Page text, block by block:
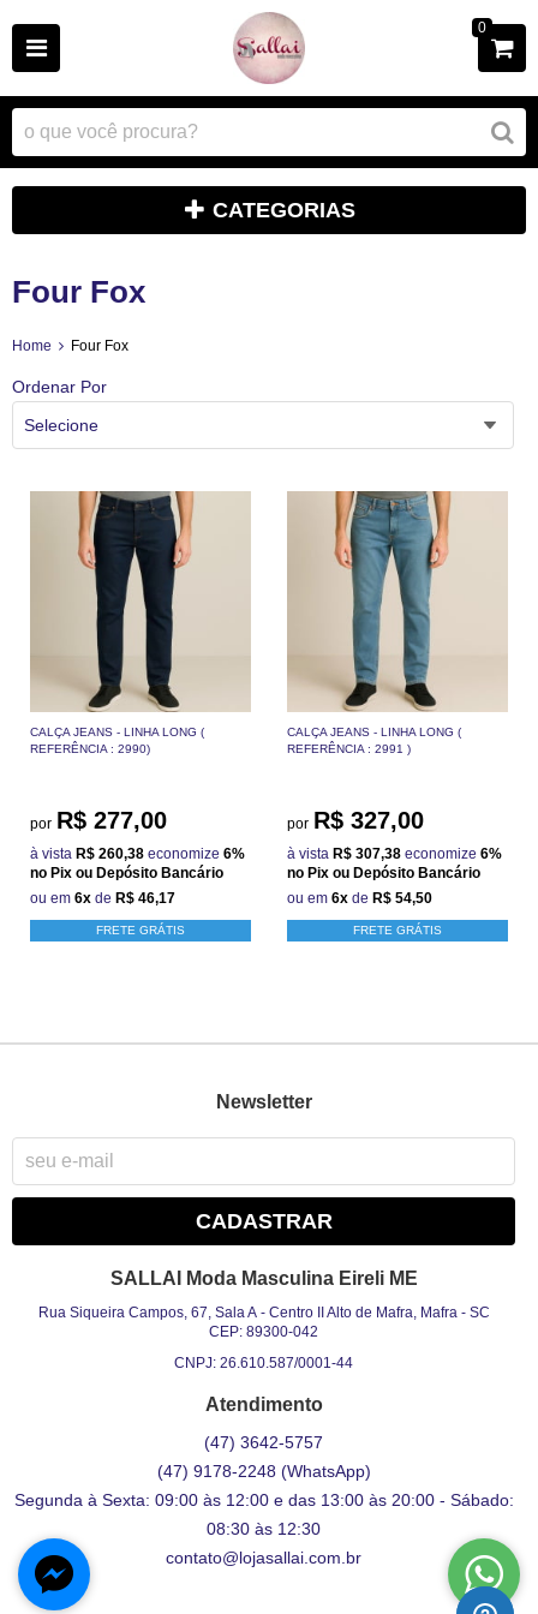
0
CATEGORIAS
Four Fox
Home Four Fox
Ordenar Por
Selecione
CALÇA JEANS - LINHA LONG (
REFERÊNCIA : 2990)
por R$ 277,00
à vista R$ 260,38 economize 6%
no Pix ou Depósito Bancário
ou em 6x de R$ 46,17
FRETE GRÁTIS
CALÇA JEANS - LINHA LONG (
REFERÊNCIA : 2991 )
por R$ 327,00
à vista R$ 307,38 economize 6%
no Pix ou Depósito Bancário
ou em 6x de R$ 54,50
FRETE GRÁTIS
Newsletter
CADASTRAR
SALLAI Moda Masculina Eireli ME
Rua Siqueira Campos, 67, Sala A- Centro II Alto de Mafra, Mafra - SC
CEP: 89300-042
CNPJ: 26.610.587/0001-44
Atendimento
(47) 3642-5757
(47) 9178-2248 (WhatsApp)
Segunda à Sexta: 09:00 às 12:00 e das 13:00 às 20:00 - Sábado:
08:30 às 12:30
contato@lojasallai.com.br